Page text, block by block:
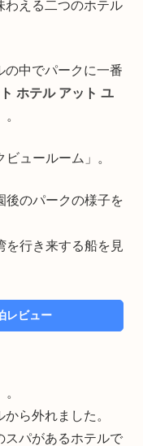
わえる二つのホテル
の中でパークに一番
ホテル アット ユ
。
ュールーム」。
後のパークの様子を
を行き来する船を見
レビュー
。
ら外れました。
スパがあるホテルで